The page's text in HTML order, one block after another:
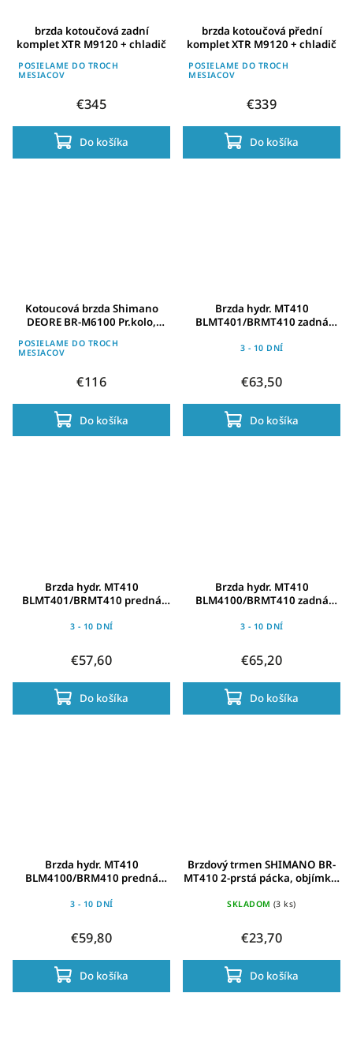
brzda kotoučová zadní
komplet XTR M9120 + chladič
POSIELAME DO TROCH
MESIACOV
€345
Do košíka
brzda kotoučová přední
komplet XTR M9120 + chladič
POSIELAME DO TROCH
MESIACOV
€339
Do košíka
Kotoucová brzda Shimano
DEORE BR-M6100 Pr.kolo,
M6100
POSIELAME DO TROCH
MESIACOV
€116
Do košíka
Brzda hydr. MT410
BLMT401/BRMT410 zadná
had.+plat. B01S
3 - 10 DNÍ
€63,50
Do košíka
Brzda hydr. MT410
BLMT401/BRMT410 predná
had.+plat. B01S
3 - 10 DNÍ
€57,60
Do košíka
Brzda hydr. MT410
BLM4100/BRMT410 zadná
had.+platn. B01S
3 - 10 DNÍ
€65,20
Do košíka
Brzda hydr. MT410
BLM4100/BRM410 predná
had.+platn. B01S
3 - 10 DNÍ
€59,80
Do košíka
Brzdový trmen SHIMANO BR-
MT410 2-prstá pácka, objímka,
SKLADOM (3 ks)
€23,70
Do košíka